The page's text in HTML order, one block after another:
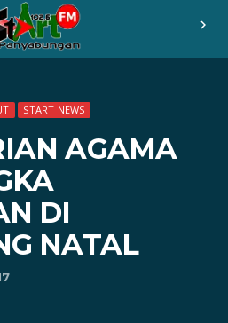
chevron_right
START NEWS
AGAMA
DI
NATAL